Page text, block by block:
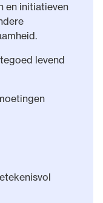
en initiatieven
levend